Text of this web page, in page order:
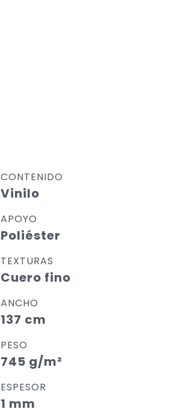
CONTENIDO
Vinilo
APOYO
Poliéster
TEXTURAS
Cuero fino
ANCHO
137 cm
PESO
745 g/m²
ESPESOR
1 mm